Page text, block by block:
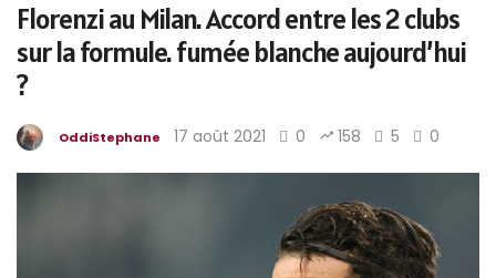
Florenzi au Milan. Accord entre les 2 clubs
sur la formule. fumée blanche aujourd’hui
?
OddiStephane 17 août 2021 0 158 5 0